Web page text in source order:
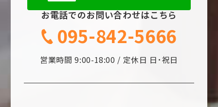
お電話でのお問い合わせはこちら
095-842-5666
営業時間 9:00-18:00 / 定休日 日･祝日